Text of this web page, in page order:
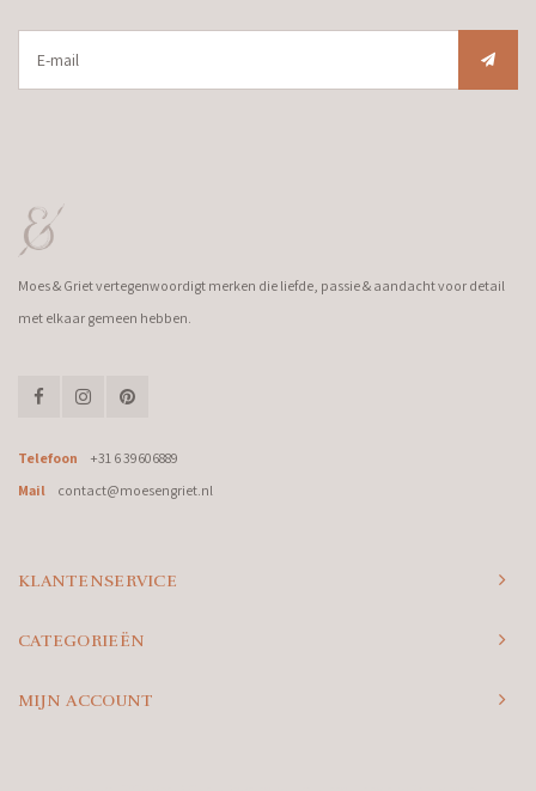
Moes & Griet vertegenwoordigt merken die liefde, passie & aandacht voor detail
met elkaar gemeen hebben.
Telefoon
+31 6 39606889
Mail
contact@moesengriet.nl
KLANTENSERVICE
CATEGORIEËN
MIJN ACCOUNT